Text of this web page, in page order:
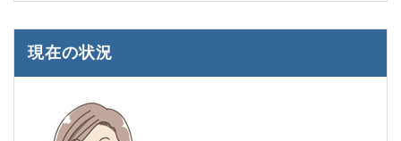
現在の状況